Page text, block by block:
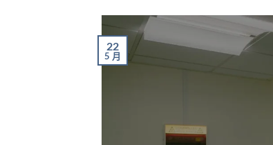
22
5 月